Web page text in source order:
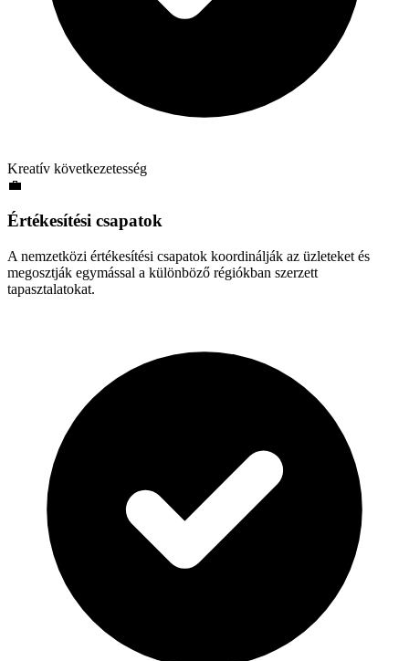
Kreatív következetesség
💼
Értékesítési csapatok
A nemzetközi értékesítési csapatok koordinálják az üzleteket és
megosztják egymással a különböző régiókban szerzett
tapasztalatokat.